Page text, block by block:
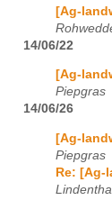
[Ag-
14/06/22
[Ag-
Piepgras
14/06/26
[Ag-
Piepgras
Re: